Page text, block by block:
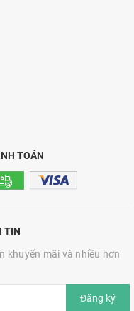
TOÁN
TIN
khuyến mãi và nhiều hơn
Đăng ký